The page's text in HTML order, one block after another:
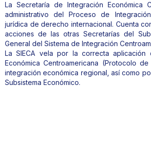
La Secretaría de Integración Económica
administrativo del Proceso de
jurídica de derecho internacional. Cuenta
acciones de las otras Secretarías del
General del Sistema de Integración
La SIECA vela por la correcta
Económica Centroamericana (Protocolo
integración económica regional, así como
Subsistema Económico.